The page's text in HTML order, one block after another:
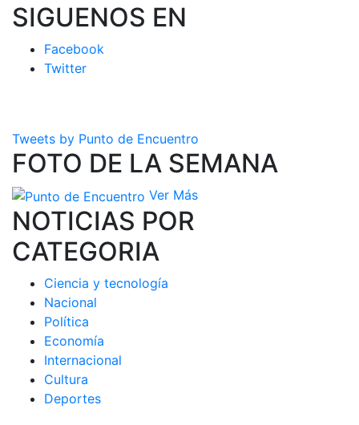
SIGUENOS EN
Facebook
Twitter
Tweets by Punto de Encuentro
FOTO DE LA SEMANA
Ver Más
NOTICIAS POR
CATEGORIA
Ciencia y tecnología
Nacional
Política
Economía
Internacional
Cultura
Deportes